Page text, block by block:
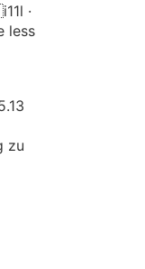
·
less
zu